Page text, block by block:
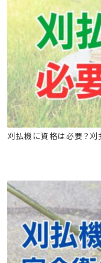
刈払機取扱作業者安全衛生教
刈払機に資格は必要？